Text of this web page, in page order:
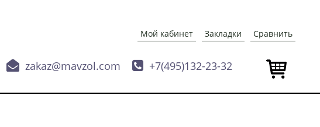
Мой кабинет Закладки Сравнить
 zakaz@mavzol.com  +7(495)132-23-32